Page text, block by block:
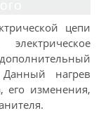
цепи
нагрев
его изменения,